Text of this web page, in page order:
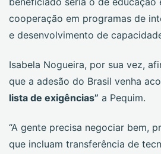
cooperação em programas de
e desenvolvimento de
Isabela Nogueira, por sua vez,
que a adesão do Brasil venha
lista de exigências” a Pequim.
“A gente precisa negociar bem,
que incluam transferência de